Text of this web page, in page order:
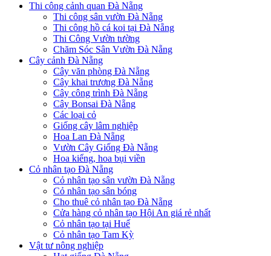
Thi công cảnh quan Đà Nẵng
Thi công sân vườn Đà Nẵng
Thi công hồ cá koi tại Đà Nẵng
Thi Công Vườn tường
Chăm Sóc Sân Vườn Đà Nẵng
Cây cảnh Đà Nẵng
Cây văn phòng Đà Nẵng
Cây khai trương Đà Nẵng
Cây công trình Đà Nẵng
Cây Bonsai Đà Nẵng
Các loại cỏ
Giống cây lâm nghiệp
Hoa Lan Đà Nẵng
Vườn Cây Giống Đà Nẵng
Hoa kiểng, hoa bụi viền
Cỏ nhân tạo Đà Nẵng
Cỏ nhân tạo sân vườn Đà Nẵng
Cỏ nhân tạo sân bóng
Cho thuê cỏ nhân tạo Đà Nẵng
Cửa hàng cỏ nhân tạo Hội An giá rẻ nhất
Cỏ nhân tạo tại Huế
Cỏ nhân tạo Tam Kỳ
Vật tư nông nghiệp